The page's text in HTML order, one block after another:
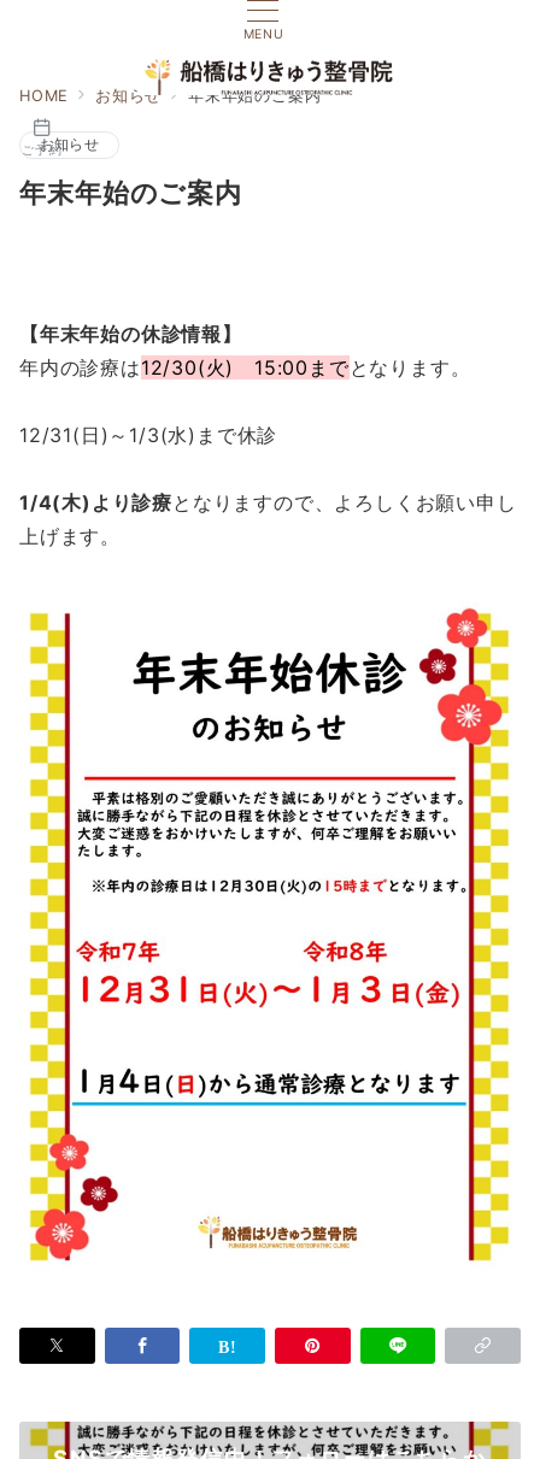
MENU
ご予約
HOME お知らせ 年末年始のご案内
お知らせ
年末年始のご案内
【年末年始の休診情報】
年内の診療は12/30(火) 15:00までとなります。
12/31(日)～1/3(水)まで休診
1/4(木)より診療となりますので、よろしくお願い申し
上げます。